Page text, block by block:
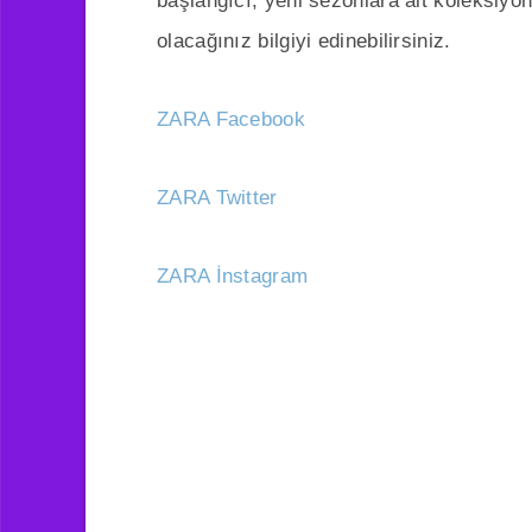
olacağınız bilgiyi edinebilirsiniz.
ZARA Facebook
ZARA Twitter
ZARA İnstagram